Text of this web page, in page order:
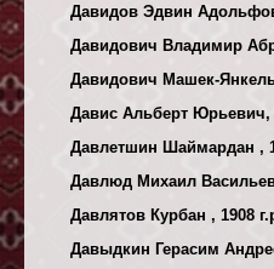
Давидов Эдвин
Давидович Владимир
Давидович Машек-
Давис Альберт Юрьевич,
Давлетшин Шаймардан ,
Давлюд Михаил
Давлятов Курбан , 1908
Давыдкин Герасим